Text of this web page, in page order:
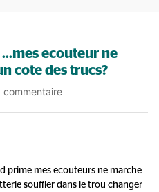
ecouteur ne
cote des trucs?
commentaire
prime mes ecouteurs ne marche
souffler dans le trou changer